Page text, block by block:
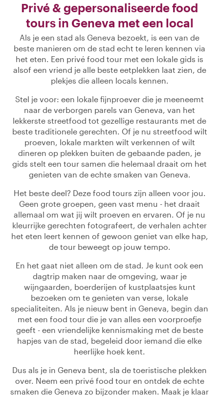
Privé & gepersonaliseerde food
tours in Geneva met een local
Als je een stad als Geneva bezoekt, is een van de
beste manieren om de stad echt te leren kennen via
het eten. Een privé food tour met een lokale gids is
alsof een vriend je alle beste eetplekken laat zien, de
plekjes die alleen locals kennen.
Stel je voor: een lokale fijnproever die je meeneemt
naar de verborgen parels van Geneva, van het
lekkerste streetfood tot gezellige restaurants met de
beste traditionele gerechten. Of je nu streetfood wilt
proeven, lokale markten wilt verkennen of wilt
dineren op plekken buiten de gebaande paden, je
gids stelt een tour samen die helemaal draait om het
genieten van de echte smaken van Geneva.
Het beste deel? Deze food tours zijn alleen voor jou.
Geen grote groepen, geen vast menu - het draait
allemaal om wat jij wilt proeven en ervaren. Of je nu
kleurrijke gerechten fotografeert, de verhalen achter
het eten leert kennen of gewoon geniet van elke hap,
de tour beweegt op jouw tempo.
En het gaat niet alleen om de stad. Je kunt ook een
dagtrip maken naar de omgeving, waar je
wijngaarden, boerderijen of kustplaatsjes kunt
bezoeken om te genieten van verse, lokale
specialiteiten. Als je nieuw bent in Geneva, begin dan
met een food tour die je van alles een voorproefje
geeft - een vriendelijke kennismaking met de beste
hapjes van de stad, begeleid door iemand die elke
heerlijke hoek kent.
Dus als je in Geneva bent, sla de toeristische plekken
over. Neem een privé food tour en ontdek de echte
smaken die Geneva zo bijzonder maken. Maak je klaar